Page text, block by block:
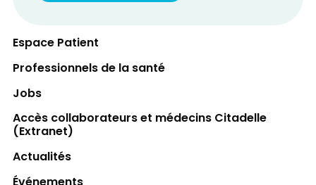
Espace Patient
Professionnels de la santé
Jobs
Accès collaborateurs et médecins Citadelle
(Extranet)
Actualités